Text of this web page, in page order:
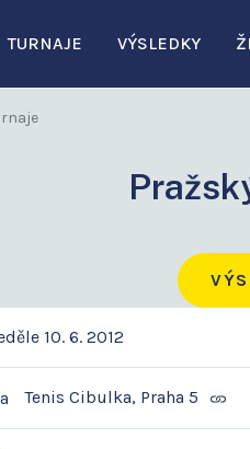
TURNAJE VÝSLEDKY
10. 6. 2012
Tenis Cibulka, Praha 5